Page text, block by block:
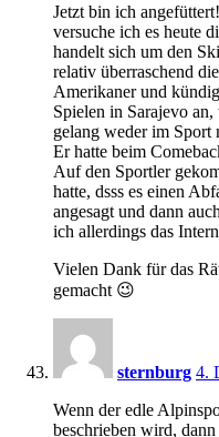
Jetzt bin ich
versuche ich es heute
handelt sich um den
relativ überraschend
Amerikaner und
Spielen in Sarajevo an,
gelang weder im Sport
Er hatte beim
Auf den Sportler
hatte, dsss es einen
angesagt und dann
ich allerdings das
Vielen Dank für das
gemacht 😉
sternburg 4.
Wenn der edle
beschrieben wird,